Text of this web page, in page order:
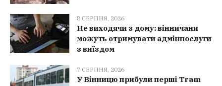
8 СЕРПНЯ, 2026
Не виходячи з дому: вінничани
можуть отримувати адмінпослуги
з виїздом
7 СЕРПНЯ, 2026
У Вінницю прибули перші Tram